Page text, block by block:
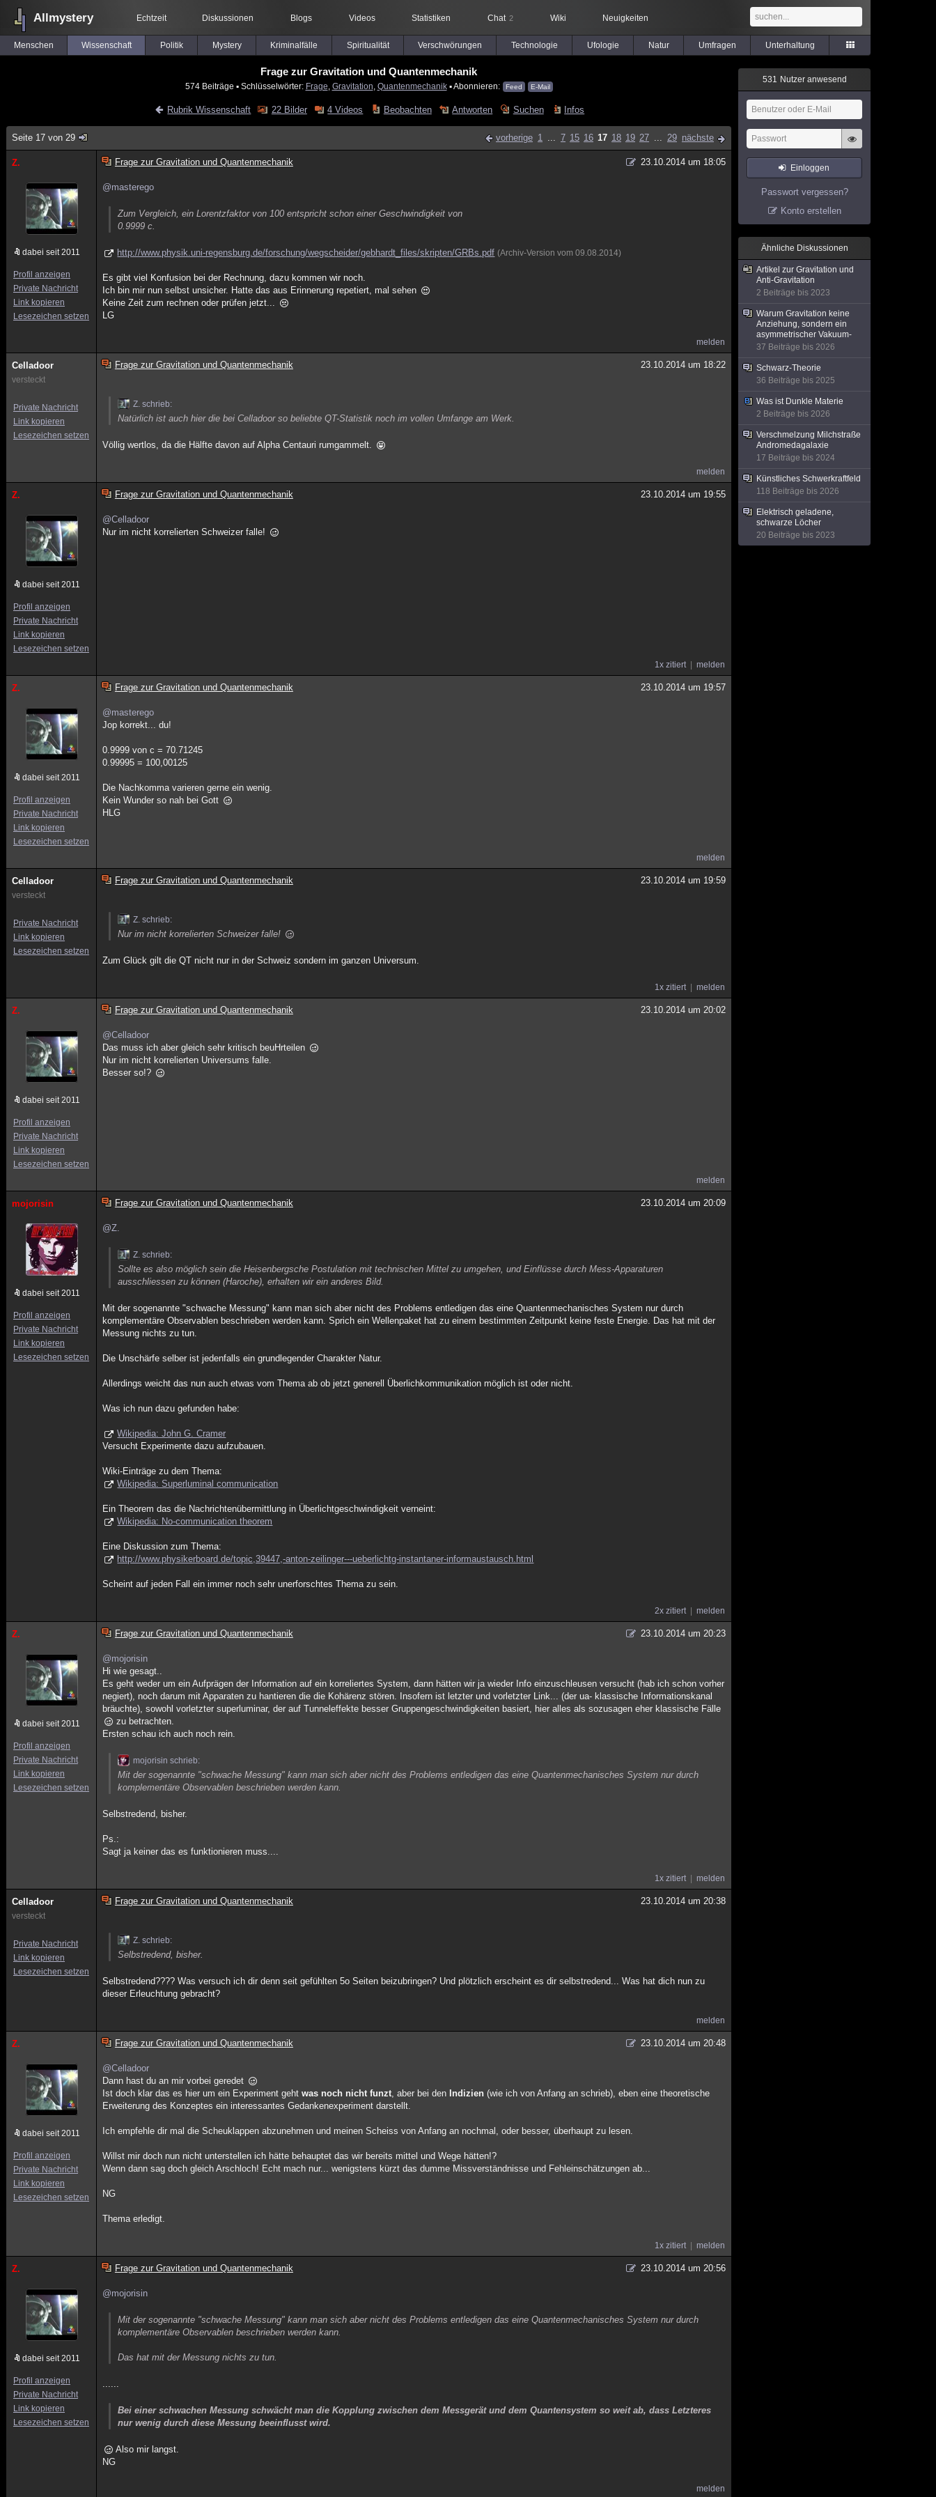
Allmystery Echtzeit Diskussionen Blogs Videos Statistiken Chat 2 Wiki Neuigkeiten
Menschen Wissenschaft Politik Mystery Kriminalfälle Spiritualität Verschwörungen Technologie Ufologie Natur Umfragen Unterhaltung
Frage zur Gravitation und Quantenmechanik
574 Beiträge ▪ Schlüsselwörter: Frage Gravitation Quantenmechanik▪ Abonnieren: Feed E-Mail
Rubrik Wissenschaft 22 Bilder 4 Videos Beobachten Antworten Suchen Infos
Seite 17 von 29 vorherige 1 ... 7 15 16 17 18 19 27 ... 29 nächste
Z.
dabei seit 2011
Profil anzeigen
Private Nachricht
Link kopieren
Lesezeichen setzen
Frage zur Gravitation und Quantenmechanik 23.10.2014 um 18:05
@masterego
Zum Vergleich, ein Lorentzfaktor von 100 entspricht schon einer Geschwindigkeit von
0.9999 c.
http://www.physik.uni-regensburg.de/forschung/wegscheider/gebhardt_files/skripten/GRBs.pdf (Archiv-Version vom 09.08.2014)
Es gibt viel Konfusion bei der Rechnung, dazu kommen wir noch.
Ich bin mir nun selbst unsicher. Hatte das aus Erinnerung repetiert, mal sehen
Keine Zeit zum rechnen oder prüfen jetzt...
LG
melden
Celladoor
versteckt
Private Nachricht
Link kopieren
Lesezeichen setzen
Frage zur Gravitation und Quantenmechanik 23.10.2014 um 18:22
Z. schrieb:
Natürlich ist auch hier die bei Celladoor so beliebte QT-Statistik noch im vollen Umfange am Werk.
Völlig wertlos, da die Hälfte davon auf Alpha Centauri rumgammelt.
melden
Z.
dabei seit 2011
Profil anzeigen
Private Nachricht
Link kopieren
Lesezeichen setzen
Frage zur Gravitation und Quantenmechanik 23.10.2014 um 19:55
@Celladoor
Nur im nicht korrelierten Schweizer falle!
1x zitiert melden
Z.
dabei seit 2011
Profil anzeigen
Private Nachricht
Link kopieren
Lesezeichen setzen
Frage zur Gravitation und Quantenmechanik 23.10.2014 um 19:57
@masterego
Jop korrekt... du!
0.9999 von c = 70.71245
0.99995 = 100,00125
Die Nachkomma varieren gerne ein wenig.
Kein Wunder so nah bei Gott
HLG
melden
Celladoor
versteckt
Private Nachricht
Link kopieren
Lesezeichen setzen
Frage zur Gravitation und Quantenmechanik 23.10.2014 um 19:59
Z. schrieb:
Nur im nicht korrelierten Schweizer falle!
Zum Glück gilt die QT nicht nur in der Schweiz sondern im ganzen Universum.
1x zitiert melden
Z.
dabei seit 2011
Profil anzeigen
Private Nachricht
Link kopieren
Lesezeichen setzen
Frage zur Gravitation und Quantenmechanik 23.10.2014 um 20:02
@Celladoor
Das muss ich aber gleich sehr kritisch beuHrteilen
Nur im nicht korrelierten Universums falle.
Besser so!?
melden
mojorisin
dabei seit 2011
Profil anzeigen
Private Nachricht
Link kopieren
Lesezeichen setzen
Frage zur Gravitation und Quantenmechanik 23.10.2014 um 20:09
@Z.
Z. schrieb:
Sollte es also möglich sein die Heisenbergsche Postulation mit technischen Mittel zu umgehen, und Einflüsse durch Mess-Apparaturen
ausschliessen zu können (Haroche), erhalten wir ein anderes Bild.
Mit der sogenannte "schwache Messung" kann man sich aber nicht des Problems entledigen das eine Quantenmechanisches System nur durch
komplementäre Observablen beschrieben werden kann. Sprich ein Wellenpaket hat zu einem bestimmten Zeitpunkt keine feste Energie. Das hat mit der
Messung nichts zu tun.
Die Unschärfe selber ist jedenfalls ein grundlegender Charakter Natur.
Allerdings weicht das nun auch etwas vom Thema ab ob jetzt generell Überlichkommunikation möglich ist oder nicht.
Was ich nun dazu gefunden habe:
Wikipedia: John G. Cramer
Versucht Experimente dazu aufzubauen.
Wiki-Einträge zu dem Thema:
Wikipedia: Superluminal communication
Ein Theorem das die Nachrichtenübermittlung in Überlichtgeschwindigkeit verneint:
Wikipedia: No-communication theorem
Eine Diskussion zum Thema:
http://www.physikerboard.de/topic,39447,-anton-zeilinger---ueberlichtg-instantaner-informaustausch.html
Scheint auf jeden Fall ein immer noch sehr unerforschtes Thema zu sein.
2x zitiert melden
Z.
dabei seit 2011
Profil anzeigen
Private Nachricht
Link kopieren
Lesezeichen setzen
Frage zur Gravitation und Quantenmechanik 23.10.2014 um 20:23
@mojorisin
Hi wie gesagt..
Es geht weder um ein Aufprägen der Information auf ein korreliertes System, dann hätten wir ja wieder Info einzuschleusen versucht (hab ich schon vorher
negiert), noch darum mit Apparaten zu hantieren die die Kohärenz stören. Insofern ist letzter und vorletzter Link... (der ua- klassische Informationskanal
bräuchte), sowohl vorletzter superluminar, der auf Tunneleffekte besser Gruppengeschwindigkeiten basiert, hier alles als sozusagen eher klassische Fälle
zu betrachten.
Ersten schau ich auch noch rein.
mojorisin schrieb:
Mit der sogenannte "schwache Messung" kann man sich aber nicht des Problems entledigen das eine Quantenmechanisches System nur durch
komplementäre Observablen beschrieben werden kann.
Selbstredend, bisher.
Ps.:
Sagt ja keiner das es funktionieren muss....
1x zitiert melden
Celladoor
versteckt
Private Nachricht
Link kopieren
Lesezeichen setzen
Frage zur Gravitation und Quantenmechanik 23.10.2014 um 20:38
Z. schrieb:
Selbstredend, bisher.
Selbstredend???? Was versuch ich dir denn seit gefühlten 5o Seiten beizubringen? Und plötzlich erscheint es dir selbstredend... Was hat dich nun zu
dieser Erleuchtung gebracht?
melden
Z.
dabei seit 2011
Profil anzeigen
Private Nachricht
Link kopieren
Lesezeichen setzen
Frage zur Gravitation und Quantenmechanik 23.10.2014 um 20:48
@Celladoor
Dann hast du an mir vorbei geredet
Ist doch klar das es hier um ein Experiment gehtwas noch nicht funzt, aber bei den Indizien(wie ich von Anfang an schrieb), eben eine theoretische
Erweiterung des Konzeptes ein interessantes Gedankenexperiment darstellt.
Ich empfehle dir mal die Scheuklappen abzunehmen und meinen Scheiss von Anfang an nochmal, oder besser, überhaupt zu lesen.
Willst mir doch nun nicht unterstellen ich hätte behauptet das wir bereits mittel und Wege hätten!?
Wenn dann sag doch gleich Arschloch! Echt mach nur... wenigstens kürzt das dumme Missverständnisse und Fehleinschätzungen ab...
NG
Thema erledigt.
1x zitiert melden
Z.
dabei seit 2011
Profil anzeigen
Private Nachricht
Link kopieren
Lesezeichen setzen
Frage zur Gravitation und Quantenmechanik 23.10.2014 um 20:56
@mojorisin
Mit der sogenannte "schwache Messung" kann man sich aber nicht des Problems entledigen das eine Quantenmechanisches System nur durch
komplementäre Observablen beschrieben werden kann.
Das hat mit der Messung nichts zu tun.
......
Bei einer schwachen Messung schwächt man die Kopplung zwischen dem Messgerät und dem Quantensystem so weit ab, dass Letzteres
nur wenig durch diese Messung beeinflusst wird.
Also mir langst.
NG
melden
531 Nutzer anwesend
Einloggen
Passwort vergessen?
Konto erstellen
Ähnliche Diskussionen
Artikel zur Gravitation und
Anti-Gravitation
2 Beiträge bis 2023
Warum Gravitation keine
Anziehung, sondern ein
asymmetrischer Vakuum-
37 Beiträge bis 2026
Schwarz-Theorie
36 Beiträge bis 2025
Was ist Dunkle Materie
2 Beiträge bis 2026
Verschmelzung Milchstraße
Andromedagalaxie
17 Beiträge bis 2024
Künstliches Schwerkraftfeld
118 Beiträge bis 2026
Elektrisch geladene,
schwarze Löcher
20 Beiträge bis 2023